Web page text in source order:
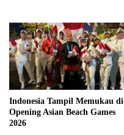
Indonesia Tampil Memukau di
Opening Asian Beach Games
2026